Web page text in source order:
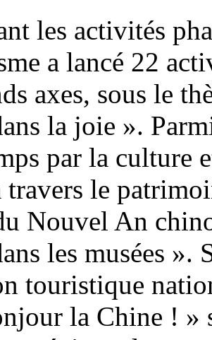
les activités
a lancé 22
axes, sous le
la joie ».
par la culture
travers le
Nouvel An
les musées ».
touristique
la Chine ! »